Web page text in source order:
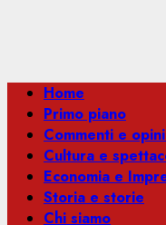
Menu
principale
Home
Primo piano
Commenti e
Cultura e
Economia e
Storia e storie
Chi siamo